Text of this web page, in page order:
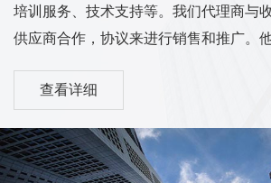
培训服务、技术支持等。我们代理商与
供应商合作，协议来进行销售和推广。
实现销售和服务的业务目标。我们的工
他们需要与客户进行沟通，了解客户的
适合的收银系统解决方案。同时，代理
查看详细